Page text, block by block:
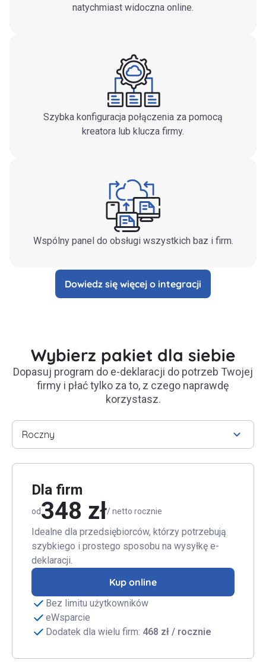
natychmiast widoczna online.
Szybka konfiguracja połączenia za pomocą
kreatora lub klucza firmy.
Wspólny panel do obsługi wszystkich baz i firm.
Dowiedz się więcej o integracji
Wybierz pakiet dla siebie
Dopasuj program do e-deklaracji do potrzeb Twojej
firmy i płać tylko za to, z czego naprawdę
korzystasz.
Roczny
Dla firm
od348 zł/ netto rocznie
Idealne dla przedsiębiorców, którzy potrzebują
szybkiego i prostego sposobu na wysyłkę e-
deklaracji.
Kup online
Bez limitu użytkowników
eWsparcie
Dodatek dla wielu firm: 468 zł / rocznie